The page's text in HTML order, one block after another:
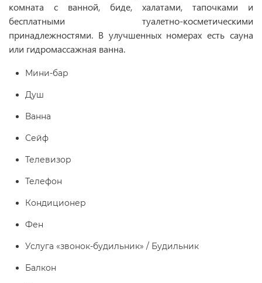
комната с ванной, биде, халатами, тапочками и
бесплатными туалетно-косметическими
принадлежностями. В улучшенных номерах есть сауна
или гидромассажная ванна.
Мини-бар
Душ
Ванна
Сейф
Телевизор
Телефон
Кондиционер
Фен
Услуга «звонок-будильник» / Будильник
Балкон